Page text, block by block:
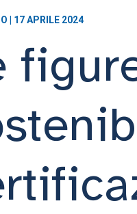
| 17 APRILE 2024